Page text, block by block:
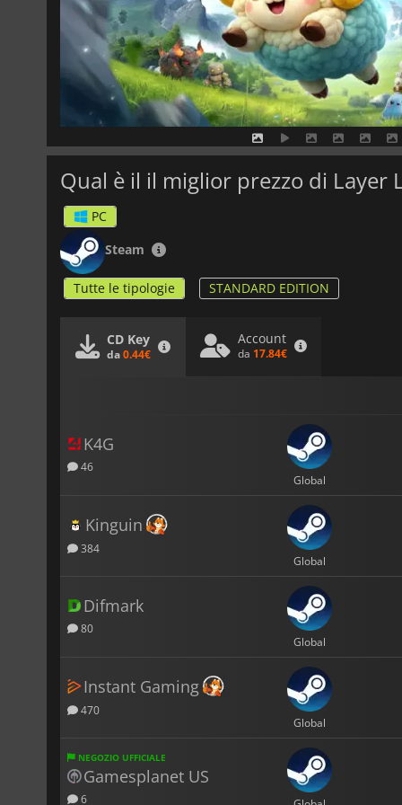
Qual è il il miglior prezzo di Layer
PC
Steam
Tutte le tipologie STANDARD EDITION
CD Key
da0.44€
Account
da 17.84€
K4G
46
Global
Kinguin
384
Global
Difmark
80
Global
Instant Gaming
470
Global
NEGOZIO UFFICIALE
Gamesplanet US
6